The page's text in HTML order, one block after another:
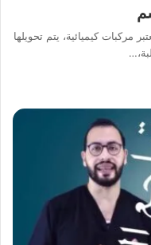
مركبات كيميائية، يتم تحويلها